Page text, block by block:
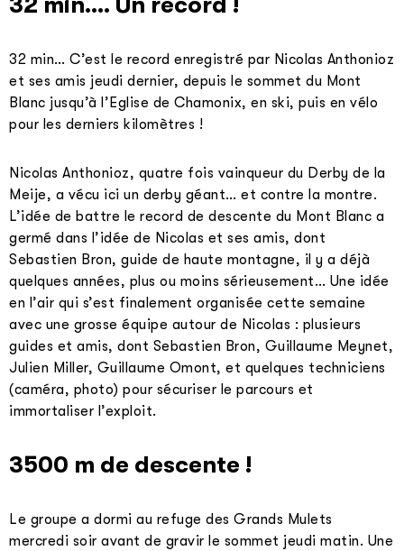
32 min… C’est le record enregistré par Nicolas Anthonioz
et ses amis jeudi dernier, depuis le sommet du Mont
Blanc jusqu’à l’Eglise de Chamonix, en ski, puis en vélo
pour les derniers kilomètres !
Nicolas Anthonioz, quatre fois vainqueur du Derby de la
Meije, a vécu ici un derby géant… et contre la montre.
L’idée de battre le record de descente du Mont Blanc a
germé dans l’idée de Nicolas et ses amis, dont
Sebastien Bron, guide de haute montagne, il y a déjà
quelques années, plus ou moins sérieusement… Une idée
en l’air qui s’est finalement organisée cette semaine
avec une grosse équipe autour de Nicolas : plusieurs
guides et amis, dont Sebastien Bron, Guillaume Meynet,
Julien Miller, Guillaume Omont, et quelques techniciens
(caméra, photo) pour sécuriser le parcours et
immortaliser l’exploit.
3500 m de descente !
Le groupe a dormi au refuge des Grands Mulets
mercredi soir avant de gravir le sommet jeudi matin. Une